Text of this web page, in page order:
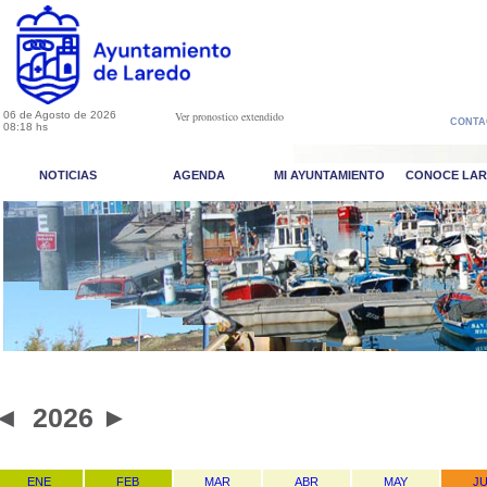
06 de Agosto de 2026
08:18 hs
Ver pronostico extendido
NOTICIAS AGENDA MI AYUNTAMIENTO CONOCE
2026 ►
ENE FEB MAR ABR MAY